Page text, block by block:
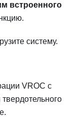
встроенного
систему.
VROC с